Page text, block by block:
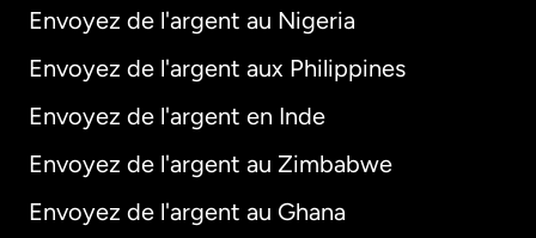
Envoyez de l'argent au Nigeria
Envoyez de l'argent aux Philippines
Envoyez de l'argent en Inde
Envoyez de l'argent au Zimbabwe
Envoyez de l'argent au Ghana